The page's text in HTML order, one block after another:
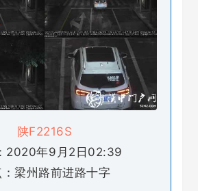
陕F2216S
2020年9月2日02:39
：梁州路前进路十字